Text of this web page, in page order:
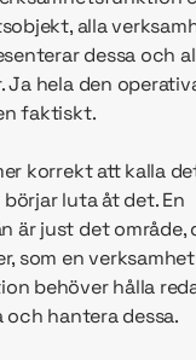
alla
dessa och
Ja hela den
faktiskt.
korrekt att kalla
luta åt det. En
är just det område,
som en
behöver hålla
och hantera dessa.